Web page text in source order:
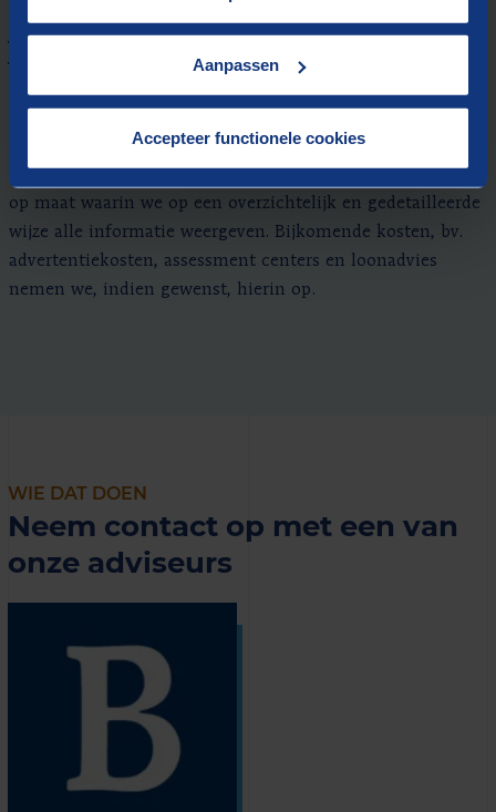
Aanpassen
Accepteer functionele cookies
in methoden, doelen, rapportering en resultaten.
Tarieven
De tarieven die Berenschot hanteert voor een
niveau van het voorliggend profiel en zijn afhankelijk van
op maat waarin we op een overzichtelijk en gedetailleerde
wijze alle informatie weergeven. Bijkomende kosten, bv.
advertentiekosten, assessment centers en loonadvies
nemen we, indien gewenst, hierin op.
WIE DAT DOEN
Neem contact op met een van
onze adviseurs